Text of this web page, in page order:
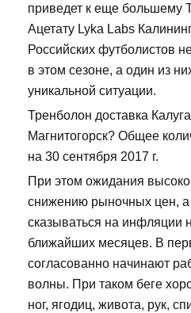
приведет к еще большему
Ацетату Lyka Labs
Российских футболистов
в этом сезоне, а один из
уникальной ситуации.
Тренболон доставка
Магнитогорск? Общее
на 30 сентября 2017 г.
При этом ожидания
снижению рыночных цен, а
сказываться на инфляции
ближайших месяцев. В
согласованно начинают
волны. При таком беге
ног, ягодиц, живота, рук,